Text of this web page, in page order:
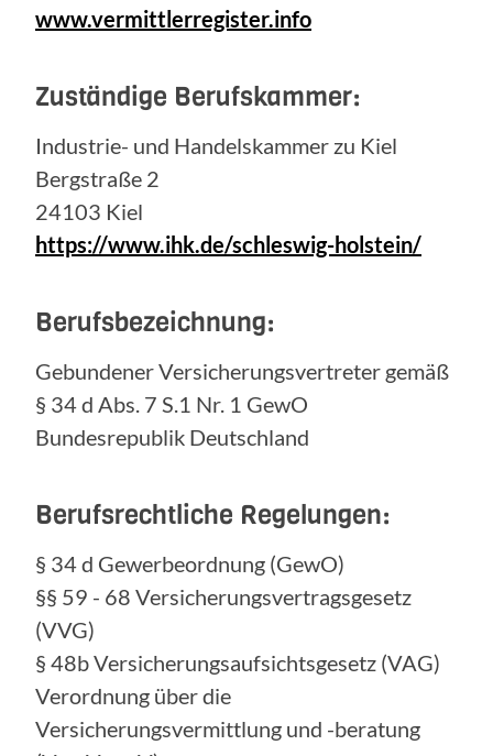
www.vermittlerregister.info
Zuständige Berufskammer:
Industrie- und Handelskammer zu Kiel
Bergstraße 2
24103 Kiel
https://www.ihk.de/schleswig-holstein/
Berufsbezeichnung:
Gebundener Versicherungsvertreter gemäß
§ 34 d Abs. 7 S.1 Nr. 1 GewO
Bundesrepublik Deutschland
Berufsrechtliche Regelungen:
§ 34 d Gewerbeordnung (GewO)
§§ 59 - 68 Versicherungsvertragsgesetz
(VVG)
§ 48b Versicherungsaufsichtsgesetz (VAG)
Verordnung über die
Versicherungsvermittlung und -beratung